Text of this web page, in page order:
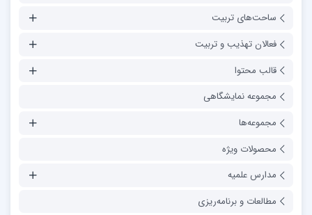
ساحت‌های تربیت
فعالان تهذیب و تربیت
قالب محتوا
مجموعه نمایشگاهی
مجموعه‌ها
محصولات ویژه
مدارس علمیه
مطالعات و برنامه‌ریزی